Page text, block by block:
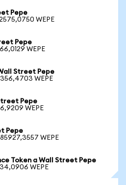
Pepe
WEPE
Pepe
WEPE
Street Pepe
WEPE
Pepe
WEPE
Pepe
WEPE
Token a Wall Street Pepe
WEPE